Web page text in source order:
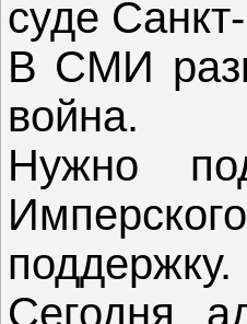
суде
В СМИ
война.
Нужно
поддержку.
Сегодня,